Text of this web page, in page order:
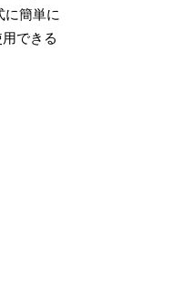
に簡単に
できる